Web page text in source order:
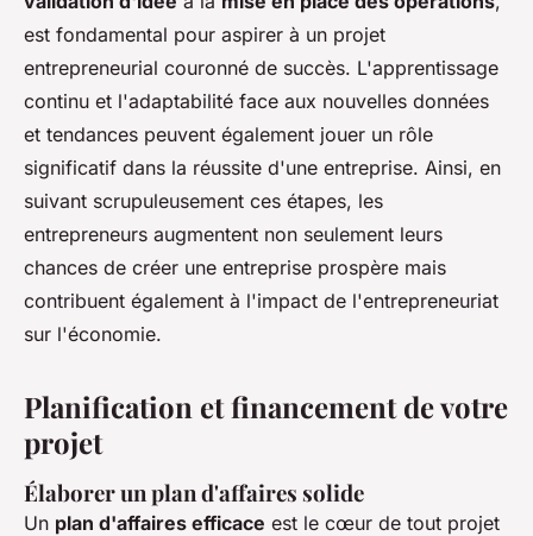
est fondamental pour aspirer à un projet
entrepreneurial couronné de succès. L'apprentissage
continu et l'adaptabilité face aux nouvelles données
et tendances peuvent également jouer un rôle
significatif dans la réussite d'une entreprise. Ainsi, en
suivant scrupuleusement ces étapes, les
entrepreneurs augmentent non seulement leurs
chances de créer une entreprise prospère mais
contribuent également à l'impact de l'entrepreneuriat
sur l'économie.
Planification et financement de votre
projet
Élaborer un plan d'affaires solide
Un plan d'affaires efficace est le cœur de tout projet